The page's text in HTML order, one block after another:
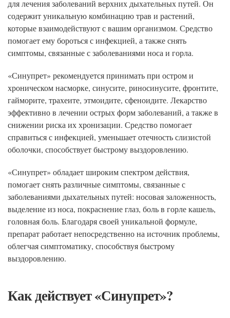
для лечения заболеваний верхних дыхательных путей. Он
содержит уникальную комбинацию трав и растений,
которые взаимодействуют с вашим организмом. Средство
помогает ему бороться с инфекцией, а также снять
симптомы, связанные с заболеваниями носа и горла.
«Синупрет» рекомендуется принимать при остром и
хроническом насморке, синусите, риносинусите, фронтите,
гайморите, трахеите, этмоидите, сфеноидите. Лекарство
эффективно в лечении острых форм заболеваний, а также в
снижении риска их хронизации. Средство помогает
справиться с инфекцией, уменьшает отечность слизистой
оболочки, способствует быстрому выздоровлению.
«Синупрет» обладает широким спектром действия,
помогает снять различные симптомы, связанные с
заболеваниями дыхательных путей: носовая заложенность,
выделение из носа, покраснение глаз, боль в горле кашель,
головная боль. Благодаря своей уникальной формуле,
препарат работает непосредственно на источник проблемы,
облегчая симптоматику, способствуя быстрому
выздоровлению.
Как действует «Синупрет»?